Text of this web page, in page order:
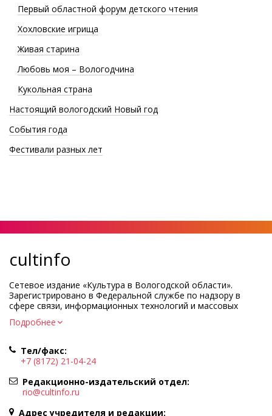
Первый областной форум детского чтения
Хохловские игрища
Живая старина
Любовь моя – Вологодчина
Кукольная страна
Настоящий вологодский Новый год
События года
Фестивали разных лет
cultinfo
Сетевое издание «Культура в Вологодской области».
Зарегистрировано в Федеральной службе по надзору в
сфере связи, информационных технологий и массовых
коммуникаций.
Регистрационный номер и дата принятия решения о
Учредитель КУ ВО «Информационно-аналитический центр
культуры»
Адрес учредителя и редакции: 160000, Вологодская обл., г.
Вологда, ул. Марии Ульяновой, д.10
Главный редактор — Легчанова Елена Григорьевна
Подробнее
Тел/факс:
+7 (8172) 21-04-24
Редакционно-издательский отдел:
rio@cultinfo.ru
Адрес учредителя и редакции: